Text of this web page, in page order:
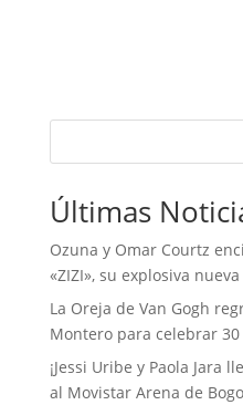
Últimas
Ozuna y Omar Courtz
«ZIZI», su explosiva
La Oreja de Van Gogh
Montero para celebrar
¡Jessi Uribe y Paola Jara
al Movistar Arena de